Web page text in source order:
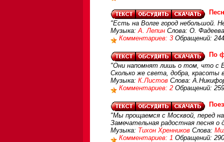
"Есть на Волге город небольшой.
Музыка:А. Лепин Слова: О.
Комментариев: 3 Обращений:
По
"Они напомнят лишь о том, что с
Сколько же света, добра, красоты
Музыка: К.Листов Слова:
Комментариев: 2 Обращений:
"Мы прощаемся с Москвой, перед
Замечательная радостная песня
Музыка: Тихон Хренников Слова:
Комментариев: 1 Обращений: